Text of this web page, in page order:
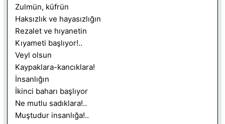
Zulmün, küfrün
Haksızlık ve hayasızlığın
Rezalet ve hıyanetin
Kıyameti başlıyor!..
Veyl olsun
Kaypaklara-kancıklara!
İnsanlığın
İkinci baharı başlıyor
Ne mutlu sadıklara!..
Muştudur insanlığa!..